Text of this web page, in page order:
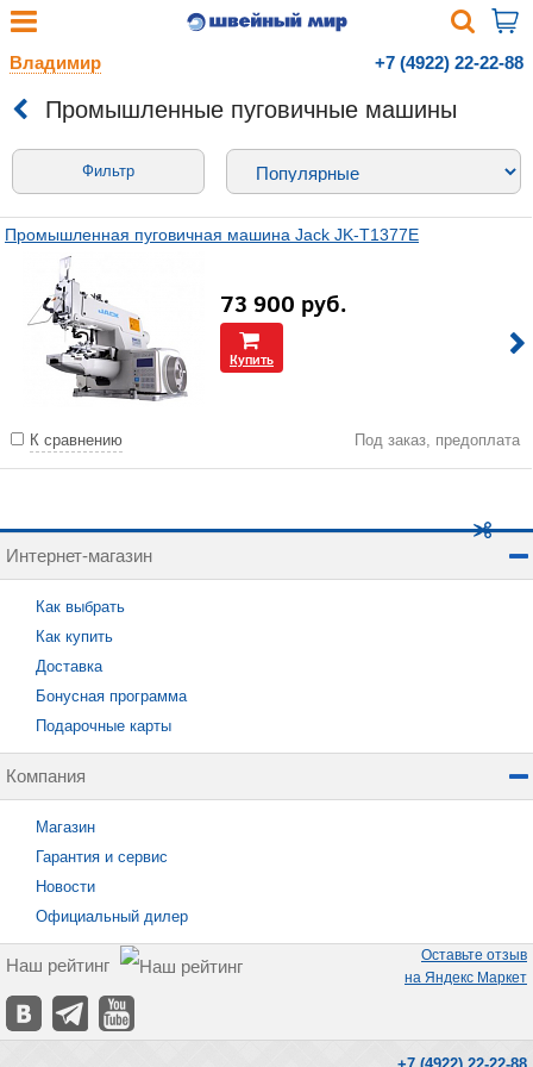
Владимир +7 (4922) 22-22-88
Промышленные пуговичные машины
Фильтр
Промышленная пуговичная машина Jack JK-T1377E
73 900 руб.
Купить
К сравнению Под заказ, предоплата
Интернет-магазин
Как выбрать
Как купить
Доставка
Бонусная программа
Подарочные карты
Компания
Магазин
Гарантия и сервис
Новости
Официальный дилер
Наш рейтинг
Оставьте отзыв
на Яндекс Маркет